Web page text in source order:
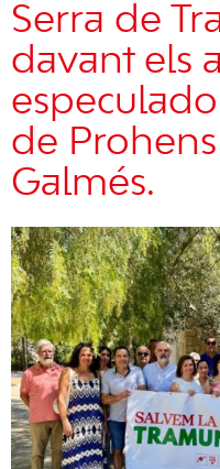
Serra de
davant els
de
Galmés.